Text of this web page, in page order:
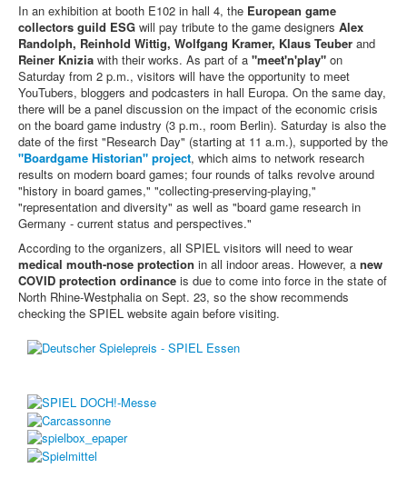
In an exhibition at booth E102 in hall 4, the European game
collectors guild ESG will pay tribute to the game designers Alex
Randolph, Reinhold Wittig, Wolfgang Kramer, Klaus Teuber and
Reiner Knizia with their works. As part of a "meet'n'play" on
Saturday from 2 p.m., visitors will have the opportunity to meet
YouTubers, bloggers and podcasters in hall Europa. On the same day,
there will be a panel discussion on the impact of the economic crisis
on the board game industry (3 p.m., room Berlin). Saturday is also the
date of the first "Research Day" (starting at 11 a.m.), supported by the
"Boardgame Historian" project, which aims to network research
results on modern board games; four rounds of talks revolve around
"history in board games," "collecting-preserving-playing,"
"representation and diversity" as well as "board game research in
Germany - current status and perspectives."
According to the organizers, all SPIEL visitors will need to wear
medical mouth-nose protection in all indoor areas. However, a new
COVID protection ordinance is due to come into force in the state of
North Rhine-Westphalia on Sept. 23, so the show recommends
checking the SPIEL website again before visiting.